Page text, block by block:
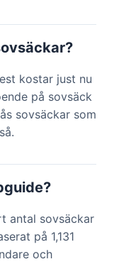
kostar just nu
på sovsäck
sovsäckar som
antal sovsäckar
på 1,131
och